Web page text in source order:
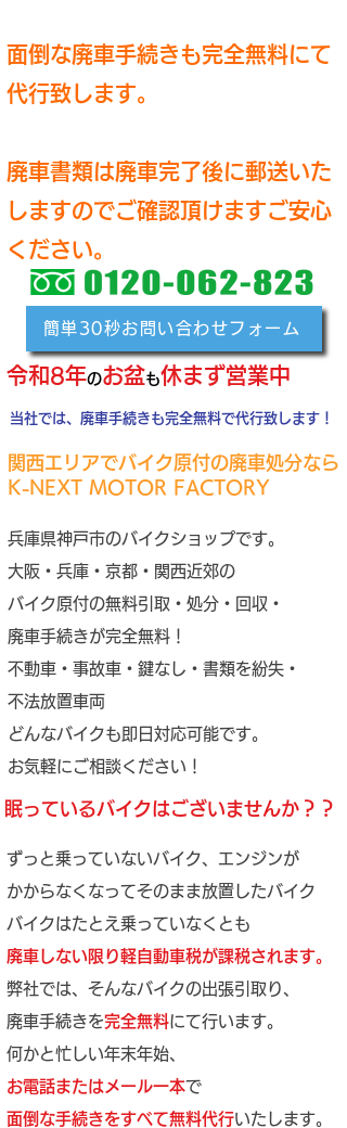
面倒な廃車手続きも完全無料にて
代行致します。
廃車書類は廃車完了後に郵送いた
しますのでご確認頂けますご安心
ください。
簡単30秒お問い合わせフォーム
令和8年のお盆も休まず営業中
当社では、廃車手続きも完全無料で代行致します！
​関西エリアでバイク原付の廃車処分なら
K-NEXT MOTOR FACTORY
兵庫県神戸市のバイクショップです。
​​大阪・兵庫・京都・関西近郊の
バイク原付の無料引取・処分・回収・
廃車手続きが完全無料！
不動車・事故車・鍵なし・書類を紛失・
不法放置車両
どんなバイクも即日対応可能です。
​お気軽にご相談ください！
眠っているバイクはございませんか？？
ずっと乗っていないバイク、エンジンが
かからなくなってそのまま放置したバイク
バイクはたとえ乗っていなくとも
廃車しない限り軽自動車税が課税されます。
弊社では、そんなバイクの出張引取り、
廃車手続きを完全無料にて行います。
何かと忙しい年末年始、
お電話またはメール一本で
面倒な手続きをすべて無料代行いたします。